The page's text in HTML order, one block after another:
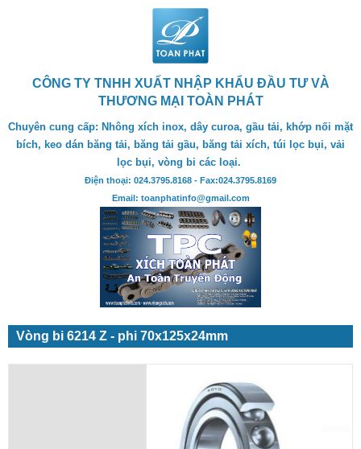
CÔNG TY TNHH XUẤT NHẬP KHẨU ĐẦU TƯ VÀ
THƯƠNG MẠI TOÀN PHÁT
Chuyên cung cấp: Nhông xích inox, dây curoa, gầu tải, khớp nối mặt
bích, keo dán băng tải, băng tải gầu, băng tải xích, túi lọc bụi, vải
lọc bụi, vòng bi các loại.
Điện thoại: 024.3795.8168 - Fax:024.3795.8169
Email: toanphatinfo@gmail.com
Vòng bi 6214 Z - phi 70x125x24mm